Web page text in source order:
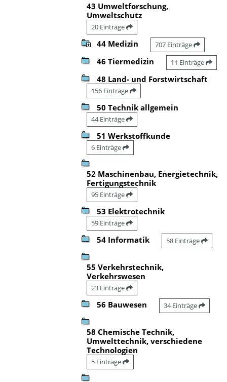
43 Umweltforschung,
Umweltschutz
20 Einträge
44 Medizin 707 Einträge
46 Tiermedizin 11 Einträge
48 Land- und Forstwirtschaft
156 Einträge
50 Technik allgemein
44 Einträge
51 Werkstoffkunde
6 Einträge
52 Maschinenbau, Energietechnik,
Fertigungstechnik
95 Einträge
53 Elektrotechnik
59 Einträge
54 Informatik 58 Einträge
55 Verkehrstechnik,
Verkehrswesen
23 Einträge
56 Bauwesen 34 Einträge
58 Chemische Technik,
Umwelttechnik, verschiedene
Technologien
5 Einträge